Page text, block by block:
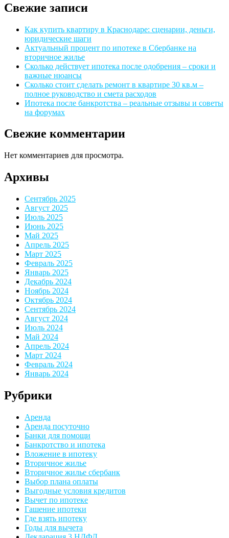
Свежие записи
Как купить квартиру в Краснодаре: сценарии, деньги,
юридические шаги
Актуальный процент по ипотеке в Сбербанке на
вторичное жилье
Сколько действует ипотека после одобрения – сроки и
важные нюансы
Сколько стоит сделать ремонт в квартире 30 кв.м –
полное руководство и смета расходов
Ипотека после банкротства – реальные отзывы и советы
на форумах
Свежие комментарии
Нет комментариев для просмотра.
Архивы
Сентябрь 2025
Август 2025
Июль 2025
Июнь 2025
Май 2025
Апрель 2025
Март 2025
Февраль 2025
Январь 2025
Декабрь 2024
Ноябрь 2024
Октябрь 2024
Сентябрь 2024
Август 2024
Июль 2024
Май 2024
Апрель 2024
Март 2024
Февраль 2024
Январь 2024
Рубрики
Аренда
Аренда посуточно
Банки для помощи
Банкротство и ипотека
Вложение в ипотеку
Вторичное жилье
Вторичное жилье сбербанк
Выбор плана оплаты
Выгодные условия кредитов
Вычет по ипотеке
Гашение ипотеки
Где взять ипотеку
Годы для вычета